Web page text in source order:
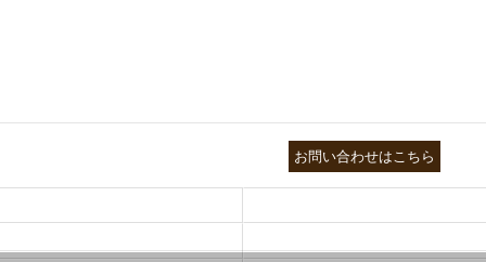
お問い合わせはこちら